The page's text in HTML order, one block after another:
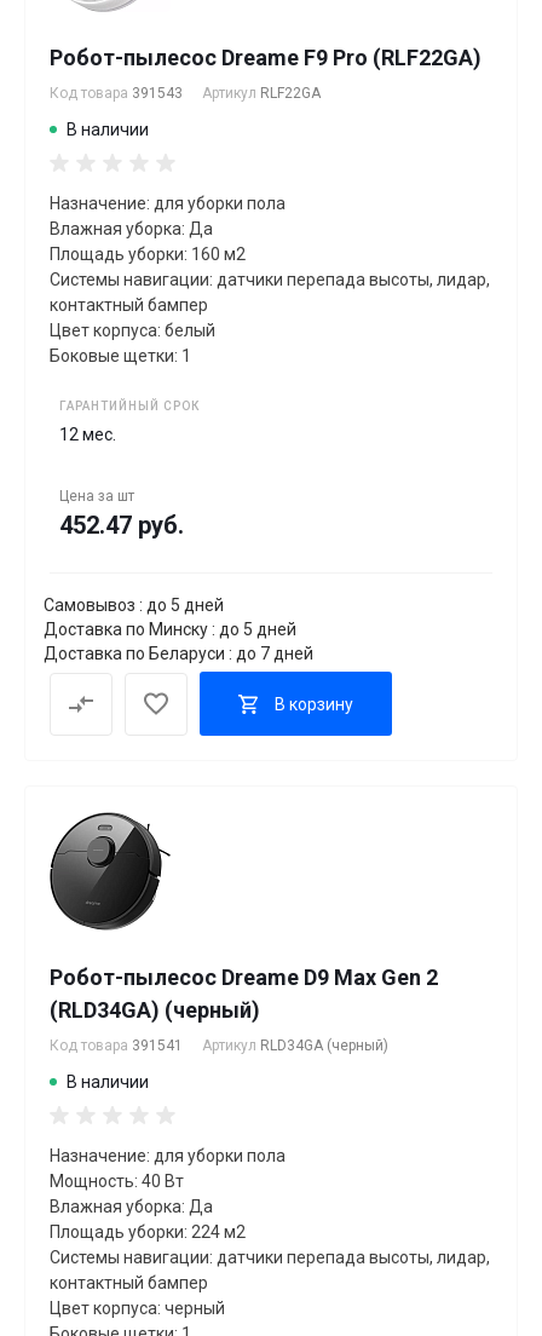
Робот-пылесос Dreame F9 Pro (RLF22GA)
Код товара 391543 Артикул RLF22GA
В наличии
Назначение: для уборки пола
Влажная уборка: Да
Площадь уборки: 160 м2
Системы навигации: датчики перепада высоты, лидар,
контактный бампер
Цвет корпуса: белый
Боковые щетки: 1
ГАРАНТИЙНЫЙ СРОК
12 мес.
Цена за шт
452.47 руб.
Самовывоз : до 5 дней
Доставка по Минску : до 5 дней
Доставка по Беларуси : до 7 дней
В корзину
Робот-пылесос Dreame D9 Max Gen 2
(RLD34GA) (черный)
Код товара 391541 Артикул RLD34GA (черный)
В наличии
Назначение: для уборки пола
Мощность: 40 Вт
Влажная уборка: Да
Площадь уборки: 224 м2
Системы навигации: датчики перепада высоты, лидар,
контактный бампер
Цвет корпуса: черный